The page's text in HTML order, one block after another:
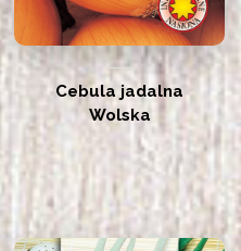
Cebula jadalna
Wolska